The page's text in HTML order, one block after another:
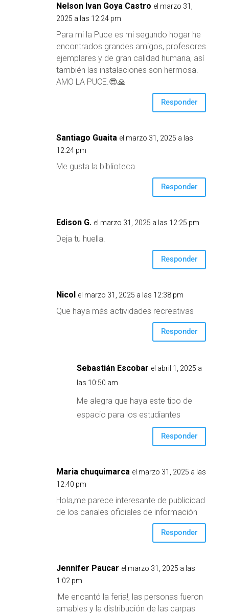
Nelson Ivan Goya Castro el marzo 31,
2025 a las 12:24 pm
Para mi la Puce es mi segundo hogar he
encontrados grandes amigos, profesores
ejemplares y de gran calidad humana, así
también las instalaciones son hermosa.
AMO LA PUCE.😎🙏
Responder
Santiago Guaita el marzo 31, 2025 a las
12:24 pm
Me gusta la biblioteca
Responder
Edison G. el marzo 31, 2025 a las 12:25 pm
Deja tu huella.
Responder
Nicol el marzo 31, 2025 a las 12:38 pm
Que haya más actividades recreativas
Responder
Sebastián Escobar el abril 1, 2025 a
las 10:50 am
Me alegra que haya este tipo de
espacio para los estudiantes
Responder
Maria chuquimarca el marzo 31, 2025 a las
12:40 pm
Hola,me parece interesante de publicidad
de los canales oficiales de información
Responder
Jennifer Paucar el marzo 31, 2025 a las
1:02 pm
¡Me encantó la feria!, las personas fueron
amables y la distribución de las carpas